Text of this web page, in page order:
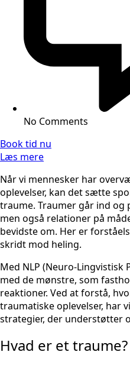
No Comments
Book tid nu
Læs mere
Når vi mennesker har
oplevelser, kan det sætte
traume. Traumer går ind og
men også relationer på
bevidste om. Her er
skridt mod heling.
Med NLP (Neuro-
med de mønstre, som
reaktioner. Ved at forstå,
traumatiske oplevelser, har
strategier, der understøtter
Hvad er et traume?